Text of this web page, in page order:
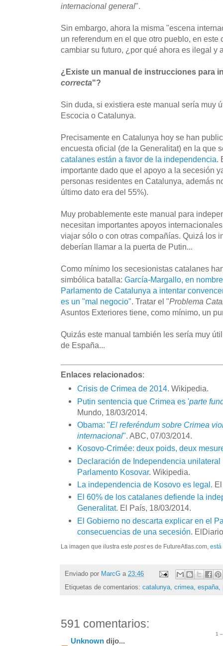
internacional general".
Sin embargo, ahora la misma "escena
un referendum en el que otro pueblo, en
cambiar su futuro, ¿por qué ahora es ilegal y
¿Existe un manual de instrucciones para
correcta"?
Sin duda, si existiera este manual sería muy
Escocia o Catalunya.
Precisamente en Catalunya hoy se han
encuesta oficial (de la Generalitat) en la que
catalanes están a favor de la independencia.
importante dado que el apoyo a la secesión
personas residentes en Catalunya, además
último dato era del 55%).
Muy probablemente este manual para
necesitan importantes apoyos
viajar sólo o con otras compañías. Quizá los
deberían llamar a la puerta de Putin...
Como mínimo los secesionistas catalanes
simbólica batalla: García-Margallo, en
Parlamento de Catalunya a intentar
es un "mal negocio". Tratar el "Problema
Asuntos Exteriores tiene, como mínimo, un
Quizás este manual también les sería muy
de España...
Enlaces relacionados:
Crisis de Crimea de 2014. Wikipedia.
Putin sentencia que Crimea es 'parte
Mundo, 18/03/2014.
Obama: "El referéndum sobre Crimea
internacional". ABC, 07/03/2014.
Kosovo-Crimée: deux poids, deux
Declaración de Independencia
Parlamento Kosovar. Wikipedia.
La independencia de Kosovo es legal.
El 60% de los catalanes defiende la
Generalitat. El País, 18/03/2014.
El Gobierno no descarta explicar en el
consecuencias de una secesión .
La imagen que ilustra este postes de FutureAtlas.com, está
Enviado por MarcG a 23:46
Etiquetas de comentarios: catalunya, crimea, españa,
591 comentarios:
1
Unknown dijo...